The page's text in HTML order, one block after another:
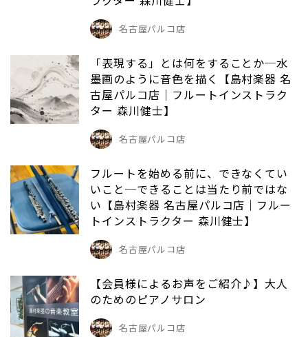
名古屋パルコ店
「表現する」とは何をすることか─水
墨画のように音色を描く【島村楽器 名
古屋パルコ店｜フルートインストラク
ター 森川健士】
名古屋パルコ店
フルートを始める前に、できなくてい
いこと─できることは当たり前ではな
い【島村楽器 名古屋パルコ店｜フルー
トインストラクター 森川健士】
名古屋パルコ店
【会員様によるお声をご紹介♪】大人
のためのピアノサロン
名古屋パルコ店